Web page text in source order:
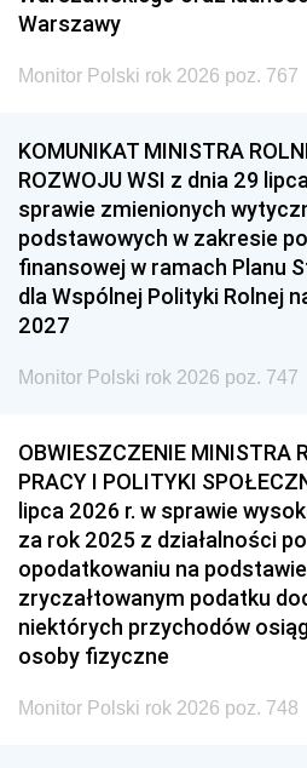
Warszawy
Monitor Polski rok 2026 poz. 767
KOMUNIKAT MINISTRA
ROZWOJU WSI z dnia 29
sprawie zmienionych
podstawowych w zakresie
finansowej w ramach Planu
dla Wspólnej Polityki Rolnej
2027
Monitor Polski rok 2026 poz. 747
OBWIESZCZENIE MINISTRA
PRACY I POLITYKI
lipca 2026 r. w sprawie
za rok 2025 z działalności
opodatkowaniu na
zryczałtowanym podatku
niektórych przychodów
osoby fizyczne
Monitor Polski rok 2026 poz. 748